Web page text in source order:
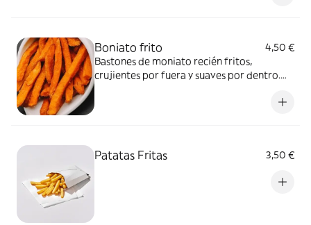
Boniato frito
4,50 €
Bastones de moniato recién fritos,
crujientes por fuera y suaves por dentro.
Patatas Fritas 3,50 €